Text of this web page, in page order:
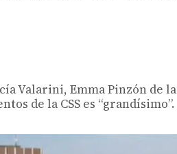
Valarini, Emma Pinzón de
de la CSS es “grandísimo”.